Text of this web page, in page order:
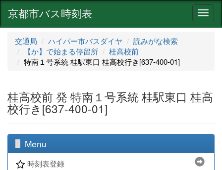
ナ
ビ
京都市バス時刻表
交通局 ハイパー市バスダイヤ
読みがな検索
【か】で始まる停留所
桂高校前
特南１号系統 桂駅東口 桂高校行き[637-400-01]
桂高校前 発 特南１号系統 桂駅東口 桂高
校行き[637-400-01]
Menu
時刻表登録